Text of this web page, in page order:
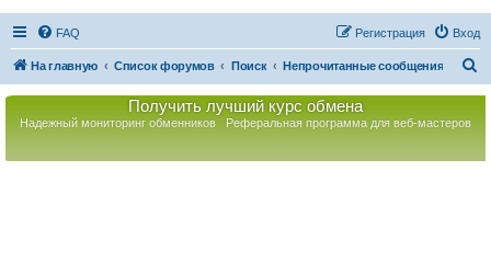
FAQ Вход
Регистрация
На главную Список форумов Поиск Непрочитанные сообщения
Получить лучший курс обмена
Надежный мониторинг обменников Реферальная программа для веб-мастеров